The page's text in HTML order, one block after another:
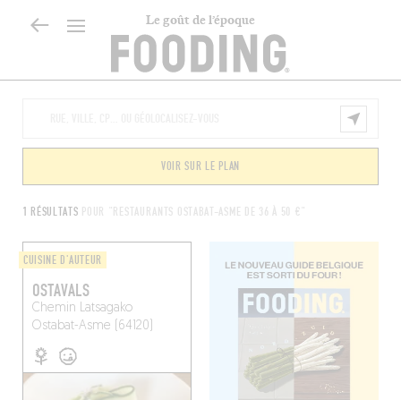
Le goût de l’époque
1 RÉSULTATS POUR "RESTAURANTS OSTABAT-ASME DE 36 À 50 €"
VOIR SUR LE PLAN
CUISINE D'AUTEUR
OSTAVALS
Chemin Latsagako
Ostabat-Asme (64120)